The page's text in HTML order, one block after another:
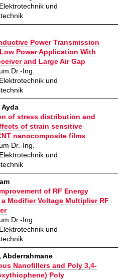
und
Power Transmission
Power Application With
and Large Air Gap
Dr.-Ing.
und
Ayda
of stress distribution and
of strain sensitive
nanocomposite films
Dr.-Ing.
und
of RF Energy
Modifier Voltage Multiplier RF
Dr.-Ing.
und
Abderrahmane
Nanofillers and Poly 3,4-
Poly